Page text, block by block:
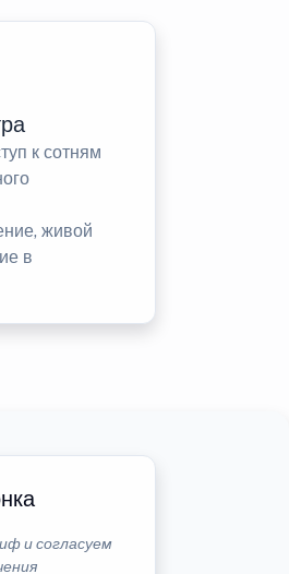
к сотням
живой
в
и согласуем